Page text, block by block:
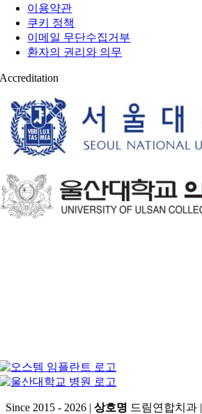
이용약관
쿠키 정책
이메일 무단수집거부
환자의 권리와 의무
Accreditation
Since 2015 - 2026 | 상호명 드림연합치과 |